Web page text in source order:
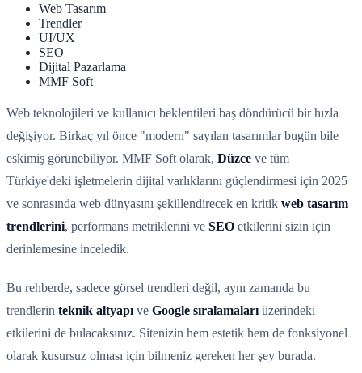
Web Tasarım
Trendler
UI/UX
SEO
Dijital Pazarlama
MMF Soft
Web teknolojileri ve kullanıcı beklentileri baş döndürücü bir hızla
değişiyor. Birkaç yıl önce "modern" sayılan tasarımlar bugün bile
eskimiş görünebiliyor. MMF Soft olarak, Düzce ve tüm
Türkiye'deki işletmelerin dijital varlıklarını güçlendirmesi için 2025
ve sonrasında web dünyasını şekillendirecek en kritik web tasarım
trendlerini, performans metriklerini ve SEO etkilerini sizin için
derinlemesine inceledik.
Bu rehberde, sadece görsel trendleri değil, aynı zamanda bu
trendlerin teknik altyapı ve Google sıralamaları üzerindeki
etkilerini de bulacaksınız. Sitenizin hem estetik hem de fonksiyonel
olarak kusursuz olması için bilmeniz gereken her şey burada.